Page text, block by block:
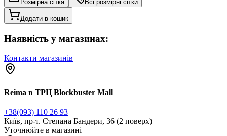
Розмірна сітка Всі розмірні сітки
Додати в кошик
Наявність у магазинах:
Контакти магазинів
Reima в ТРЦ Blockbuster Mall
+38(093) 110 26 93
Київ, пр-т. Степана Бандери, 36 (2 поверх)
Уточнюйте в магазині